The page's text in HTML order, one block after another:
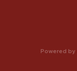
Powered by